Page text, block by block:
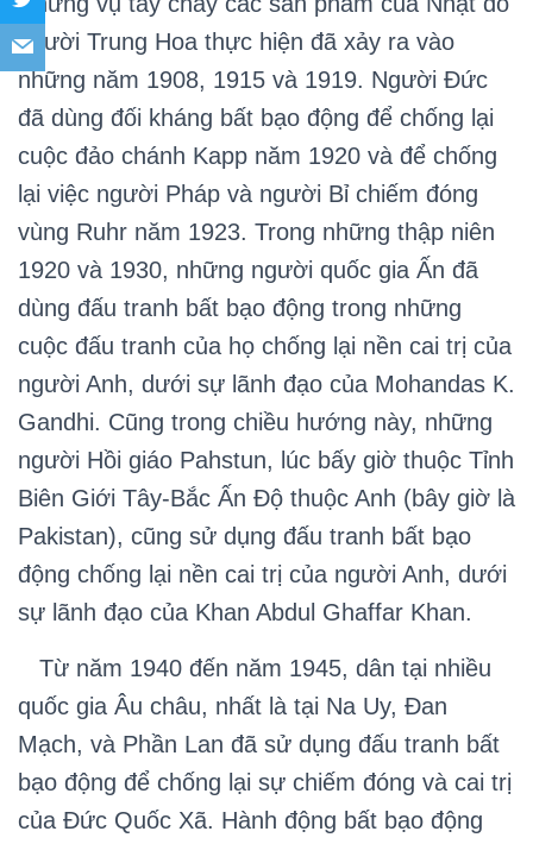
người Trung Hoa thực hiện đã xảy ra vào
những năm 1908, 1915 và 1919. Người Đức
đã dùng đối kháng bất bạo động để chống lại
cuộc đảo chánh Kapp năm 1920 và để chống
lại việc người Pháp và người Bỉ chiếm đóng
vùng Ruhr năm 1923. Trong những thập niên
1920 và 1930, những người quốc gia Ấn đã
dùng đấu tranh bất bạo động trong những
cuộc đấu tranh của họ chống lại nền cai trị của
người Anh, dưới sự lãnh đạo của Mohandas K.
Gandhi. Cũng trong chiều hướng này, những
người Hồi giáo Pahstun, lúc bấy giờ thuộc Tỉnh
Biên Giới Tây-Bắc Ấn Độ thuộc Anh (bây giờ là
Pakistan), cũng sử dụng đấu tranh bất bạo
động chống lại nền cai trị của người Anh, dưới
sự lãnh đạo của Khan Abdul Ghaffar Khan.
Từ năm 1940 đến năm 1945, dân tại nhiều
quốc gia Âu châu, nhất là tại Na Uy, Đan
Mạch, và Phần Lan đã sử dụng đấu tranh bất
bạo động để chống lại sự chiếm đóng và cai trị
của Đức Quốc Xã. Hành động bất bạo động